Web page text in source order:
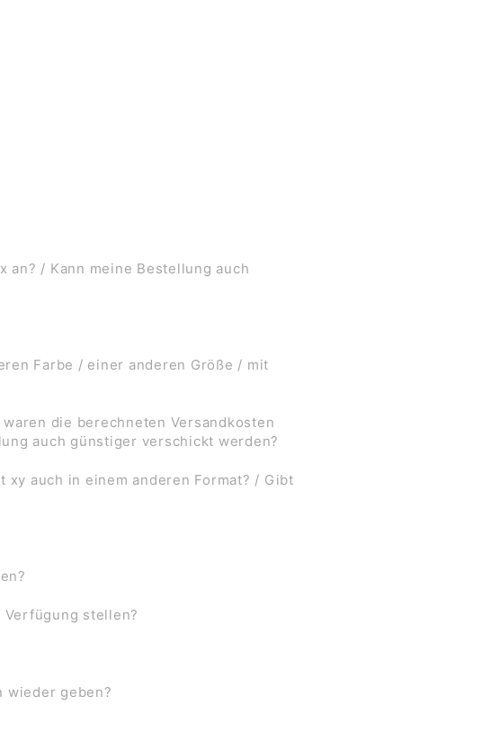
an? / Kann meine Bestellung auch
Farbe / einer anderen Größe / mit
die berechneten Versandkosten
auch günstiger verschickt werden?
auch in einem anderen Format? / Gibt
stellen?
wieder geben?